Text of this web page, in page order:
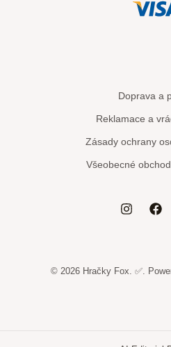
Doprava a
Reklamace a
Zásady ochrany
Všeobecné
© 2026 Hračky Fox. ✅.